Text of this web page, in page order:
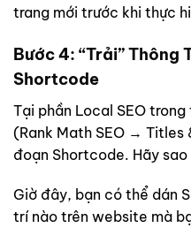
trang mới trước khi thực
Bước 4: “Trải” Thông
Shortcode
Tại phần Local SEO
(Rank Math SEO →
đoạn Shortcode. Hãy
Giờ đây, bạn có thể dán
trí nào trên website mà